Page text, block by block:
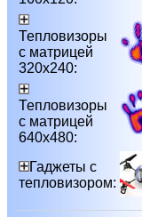
Тепловизоры
с матрицей
320х240:
Тепловизоры
с матрицей
640х480:
Гаджеты с
тепловизором: